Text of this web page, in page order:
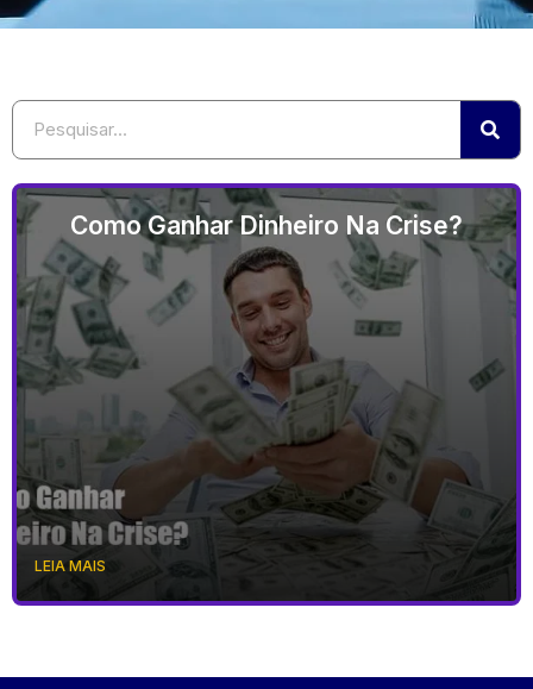
Como Ganhar Dinheiro Na Crise?
LEIA MAIS